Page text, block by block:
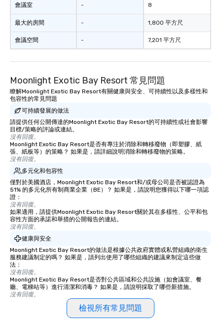
會議室
最大的房間
會議空間
-
-
-
8
1,800 平方尺
7,201 平方尺
Moonlight Exotic Bay Resort 常見問題
瞭解Moonlight Exotic Bay Resort有關健康與安全、可持續性以及多樣性和
包容性的常見問題
可持續發展的做法
請提供任何公開傳達的Moonlight Exotic Bay Resort的可持續性或社會影響
目標/策略的評論或連結。
沒有回復。
Moonlight Exotic Bay Resort是否有專注於消除和轉移廢物（即塑膠、紙
張、紙板等）的策略？ 如果是，請詳細說明消除和轉移廢物的策略。
沒有回復。
多元化和包容性
僅對於美國酒店，Moonlight Exotic Bay Resort和/或母公司是否被認證為
51% 的多元化所有制商業企業（BE）？ 如果是，請說明您獲得以下哪一項認
證：
沒有回復。
如果適用，請提供Moonlight Exotic Bay Resort關於其在多樣性、公平和包
容性方面的承諾和舉措的公開報告的連結。
沒有回復。
健康與安全
Moonlight Exotic Bay Resort的做法是根據公共政府實體或私營組織的衛生
服務建議制定的嗎？ 如果是，請列出使用了哪些組織的建議來制定這些做
法：
沒有回復。
Moonlight Exotic Bay Resort是否對公共區域和公共設施（如會議室、餐
廳、電梯站等）進行清潔和消毒？ 如果是，請說明採取了哪些新措施。
沒有回復。
檢視所有常見問題